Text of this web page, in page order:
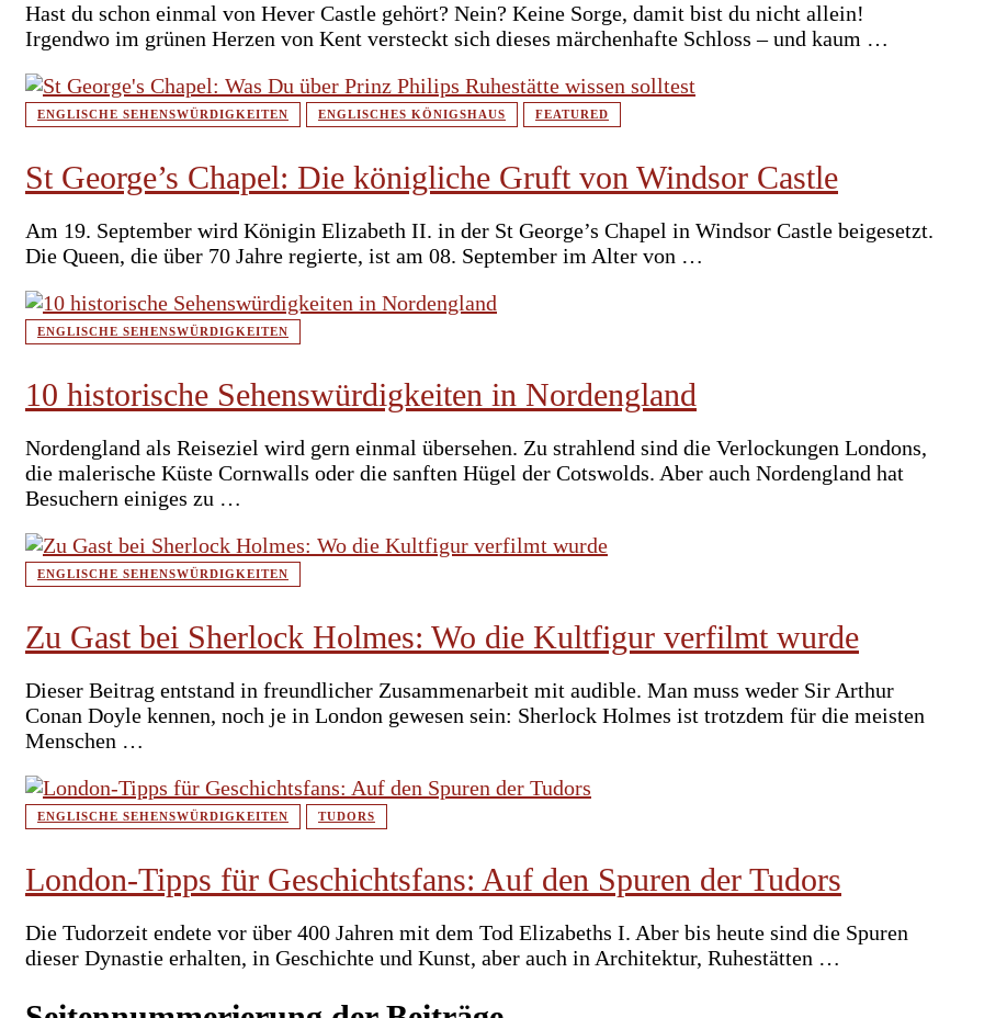
Hast du schon einmal von Hever Castle gehört? Nein? Keine Sorge, damit bist du nicht allein!
Irgendwo im grünen Herzen von Kent versteckt sich dieses märchenhafte Schloss – und kaum …
ENGLISCHE SEHENSWÜRDIGKEITEN ENGLISCHES KÖNIGSHAUS FEATURED
St George’s Chapel: Die königliche Gruft von Windsor Castle
Am 19. September wird Königin Elizabeth II. in der St George’s Chapel in Windsor Castle beigesetzt.
Die Queen, die über 70 Jahre regierte, ist am 08. September im Alter von …
ENGLISCHE SEHENSWÜRDIGKEITEN
10 historische Sehenswürdigkeiten in Nordengland
Nordengland als Reiseziel wird gern einmal übersehen. Zu strahlend sind die Verlockungen Londons,
die malerische Küste Cornwalls oder die sanften Hügel der Cotswolds. Aber auch Nordengland hat
Besuchern einiges zu …
ENGLISCHE SEHENSWÜRDIGKEITEN
Zu Gast bei Sherlock Holmes: Wo die Kultfigur verfilmt wurde
Dieser Beitrag entstand in freundlicher Zusammenarbeit mit audible. Man muss weder Sir Arthur
Conan Doyle kennen, noch je in London gewesen sein: Sherlock Holmes ist trotzdem für die meisten
Menschen …
ENGLISCHE SEHENSWÜRDIGKEITEN TUDORS
London-Tipps für Geschichtsfans: Auf den Spuren der Tudors
Die Tudorzeit endete vor über 400 Jahren mit dem Tod Elizabeths I. Aber bis heute sind die Spuren
dieser Dynastie erhalten, in Geschichte und Kunst, aber auch in Architektur, Ruhestätten …